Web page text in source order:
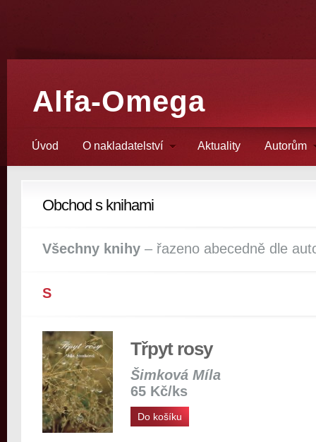
Alfa-Omega
Úvod O nakladatelství Aktuality Autorům
Obchod s knihami
Všechny knihy – řazeno abecedně dle
S
Třpyt rosy
Šimková Míla
65 Kč/ks
Do košíku